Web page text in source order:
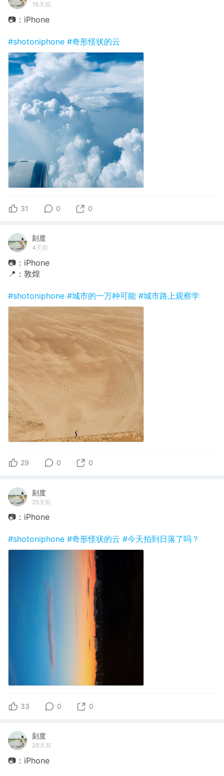
16天前
📷：iPhone
#shotoniphone #奇形怪状的云
31 0 0
刻度
4天前
📷：iPhone
📍：敦煌
#shotoniphone #城市的一万种可能 #城市路上观察学
29 0 0
刻度
25天前
📷：iPhone
#shotoniphone #奇形怪状的云 #今天拍到日落了吗？
33 0 0
刻度
29天前
📷：iPhone